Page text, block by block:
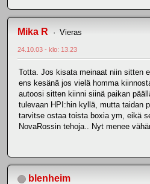
Mika R Vieras
24.10.03 - klo: 13.23
Totta. Jos kisata meinaat niin sitten
ens kesänä jos vielä homma
autoosi sitten kiinni siinä paikan
tulevaan HPI:hin kyllä, mutta taidan
tarvitse ostaa toista boxia ym, eikä
NovaRossin tehoja.. Nyt menee
blenheim